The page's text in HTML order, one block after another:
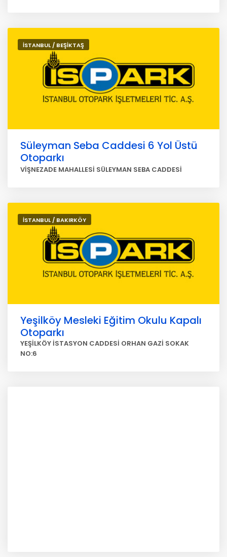
İSTANBUL / BEŞİKTAŞ
Süleyman Seba Caddesi 6 Yol Üstü
Otoparkı
VİŞNEZADE MAHALLESİ SÜLEYMAN SEBA CADDESİ
İSTANBUL / BAKIRKÖY
Yeşilköy Mesleki Eğitim Okulu Kapalı
Otoparkı
YEŞİLKÖY İSTASYON CADDESİ ORHAN GAZİ SOKAK
NO:6